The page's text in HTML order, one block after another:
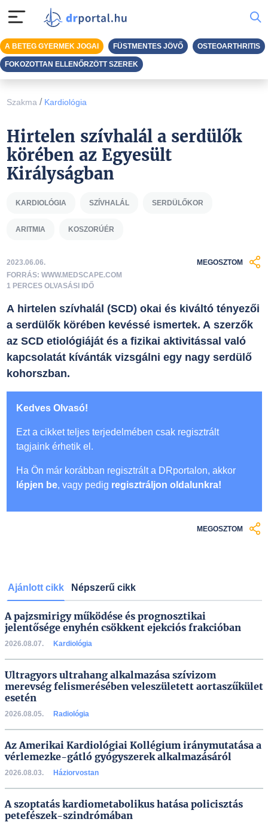
Szakma / Kardiológia
Hirtelen szívhalál a serdülők
körében az Egyesült
Királyságban
KARDIOLÓGIA SZÍVHALÁL SERDÜLŐKOR
ARITMIA KOSZORÚÉR
2023.06.06.
FORRÁS: WWW.MEDSCAPE.COM
1 PERCES OLVASÁSI IDŐ
MEGOSZTOM
A hirtelen szívhalál (SCD) okai és kiváltó tényezői
a serdülők körében kevéssé ismertek. A szerzők
az SCD etiológiáját és a fizikai aktivitással való
kapcsolatát kívánták vizsgálni egy nagy serdülő
kohorszban.
Kedves Olvasó!
Ezt a cikket teljes terjedelmében csak regisztrált
tagjaink érhetik el.
Ha Ön már korábban regisztrált a DRportalon, akkor
lépjen be, vagy pedig regisztráljon oldalunkra!
MEGOSZTOM
Ajánlott cikk Népszerű cikk
A pajzsmirigy működése és prognosztikai
jelentősége enyhén csökkent ejekciós frakcióban
2026.08.07. Kardiológia
Ultragyors ultrahang alkalmazása szívizom
merevség felismerésében veleszületett aortaszűkület
esetén
2026.08.05. Radiológia
Az Amerikai Kardiológiai Kollégium iránymutatása a
vérlemezke-gátló gyógyszerek alkalmazásáról
2026.08.03. Háziorvostan
A szoptatás kardiometabolikus hatása policisztás
petefészek-szindrómában
A BETEG GYERMEK JOGAI FÜSTMENTES JÖVŐ OSTEOARTHRITIS
FOKOZOTTAN ELLENŐRZÖTT SZEREK